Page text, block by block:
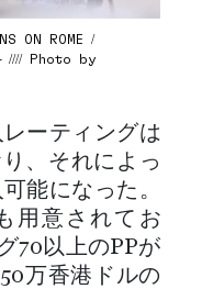
ON ROME /
//// Photo by
ーティングは
、それによっ
能になった。
用意されてお
70以上のPPが
万香港ドルの